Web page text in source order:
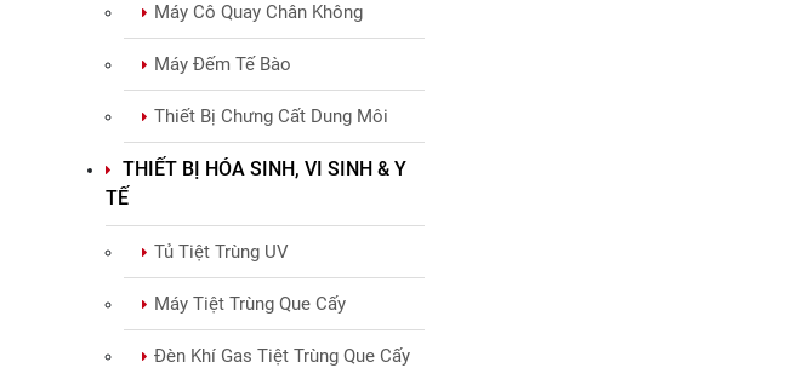
Máy Cô Quay Chân Không
Máy Đếm Tế Bào
Thiết Bị Chưng Cất Dung Môi
THIẾT BỊ HÓA SINH, VI SINH & Y
TẾ
Tủ Tiệt Trùng UV
Máy Tiệt Trùng Que Cấy
Đèn Khí Gas Tiệt Trùng Que Cấy